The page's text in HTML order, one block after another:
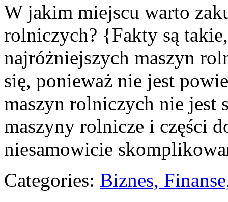
W jakim miejscu warto
rolniczych? {Fakty są
najróżniejszych maszyn
się, ponieważ nie jest
maszyn rolniczych nie jest
maszyny rolnicze i części
niesamowicie
Categories: Biznes,